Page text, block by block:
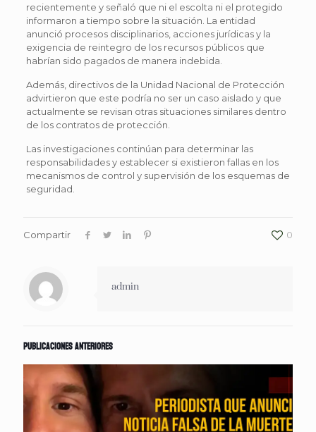
recientemente y señaló que ni el escolta ni el protegido
informaron a tiempo sobre la situación. La entidad
anunció procesos disciplinarios, acciones jurídicas y la
exigencia de reintegro de los recursos públicos que
habrían sido pagados de manera indebida.
Además, directivos de la Unidad Nacional de Protección
advirtieron que este podría no ser un caso aislado y que
actualmente se revisan otras situaciones similares dentro
de los contratos de protección.
Las investigaciones continúan para determinar las
responsabilidades y establecer si existieron fallas en los
mecanismos de control y supervisión de los esquemas de
seguridad.
Compartir 0
admin
Publicaciones anteriores